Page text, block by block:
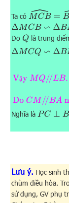
Ta có MCB^= E^
ΔMCB∽ΔB RE
Do Q là trung
ΔMCQ∽ΔBRI
ậ
Vậy Q // LB .Theo
Nghĩa là PC⊥ BC
Lưu ý. Học sinh
chùm điều hòa.
sử dụng, GV phụ